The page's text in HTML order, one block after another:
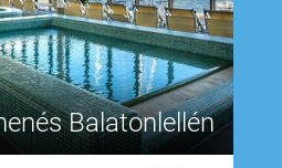
Balatonlellén